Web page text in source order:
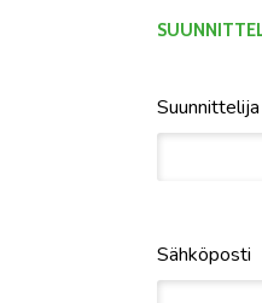
Suunnittelija
Sähköposti